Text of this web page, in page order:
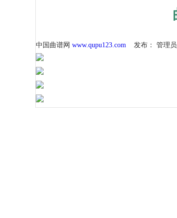
中国曲谱网 www.qupu123.com 发布： 管理